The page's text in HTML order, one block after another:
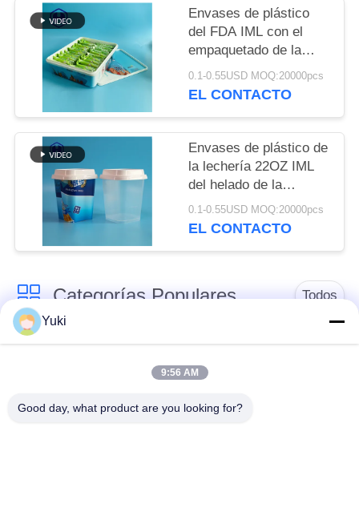
MAPA
DEL
SITIO
POLÍTICA
DE
PRIVACIDAD
plástico del rectángulo
IML
Envases de plástico
del FDA IML con el
empaquetado de la
galleta de la galleta del
almacenamiento de la
0.1-0.55USD MOQ:20000pcs
EL CONTACTO
Envases de plástico de
la lechería 22OZ IML
del helado de la
etiqueta del molde
0.1-0.55USD MOQ:20000pcs
EL CONTACTO
Categorías Populares Todos
Tarro del envase de
Tarro plástico de la
especia
Tarro plástico del
El ANIMAL
Yuki
9:56 AM
Good day, what product are you looking for?